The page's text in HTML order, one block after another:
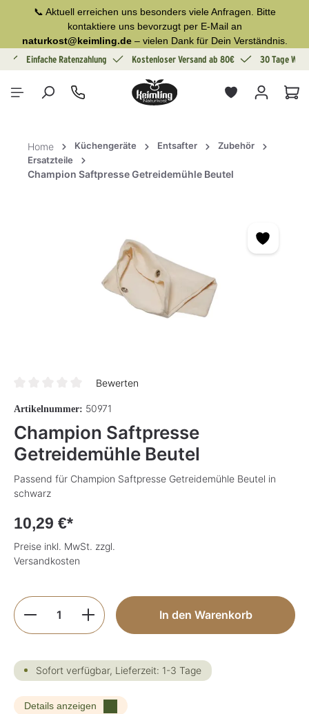
springen
📞 Aktuell erreichen uns besonders viele Anfragen. Bitte
kontaktiere uns bevorzugt per E-Mail an
naturkost@keimling.de– vielen Dank für Dein Verständnis.
Einfache Ratenzahlung Kostenloser Versand ab 80€ 30 Tage
Home Küchengeräte Entsafter
Zubehör
Ersatzteile
Champion Saftpresse Getreidemühle Beutel
Bewerten
Artikelnummer: 50971
Champion Saftpresse
Getreidemühle Beutel
Passend für Champion Saftpresse Getreidemühle Beutel in
schwarz
10,29 €*
Preise inkl. MwSt. zzgl.
Versandkosten
Produkt Anzahl: Gib den gewünschten
In den Warenkorb
Sofort verfügbar, Lieferzeit: 1-3 Tage
Details anzeigen